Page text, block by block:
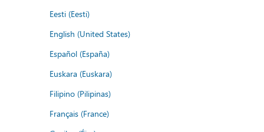
Eesti (Eesti)
English (United States)
Español (España)
Euskara (Euskara)
Filipino (Pilipinas)
Français (France)